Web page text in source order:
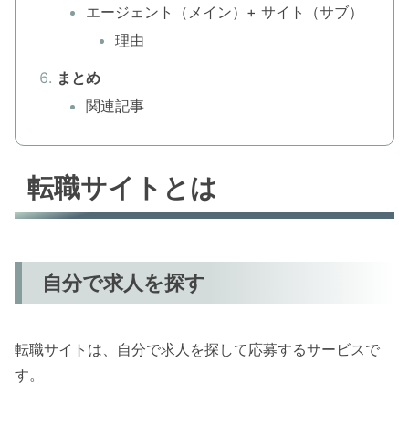
エージェント（メイン）+ サイト（サブ）
理由
まとめ
関連記事
転職サイトとは
自分で求人を探す
転職サイトは、自分で求人を探して応募するサービスで
す。